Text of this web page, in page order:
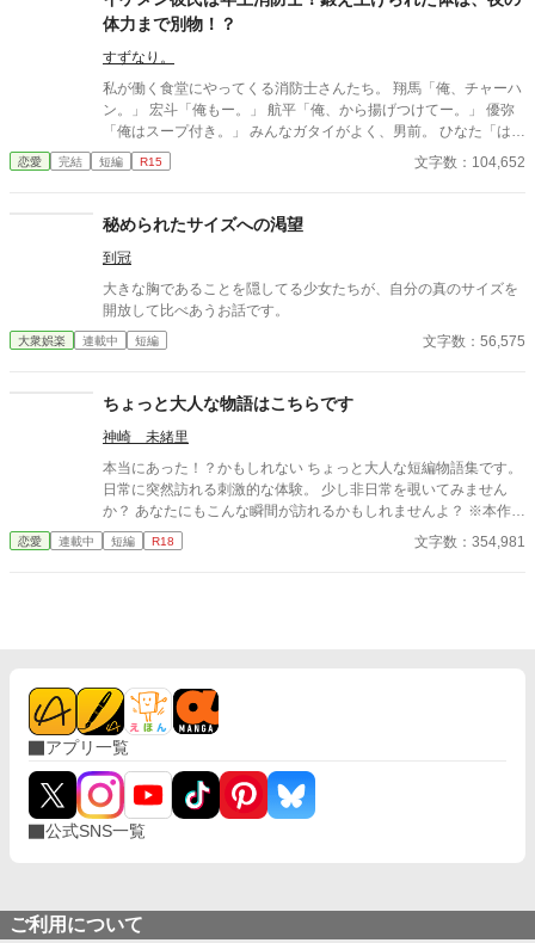
体力まで別物！？
すずなり。
私が働く食堂にやってくる消防士さんたち。 翔馬「俺、チャーハ
ン。」 宏斗「俺もー。」 航平「俺、から揚げつけてー。」 優弥
「俺はスープ付き。」 みんなガタイがよく、男前。 ひなた「はー
いっ。ちょっと待ってくださいねーっ。」 慌ただしい昼時を過ぎ
ると、私の仕事は終わる。 終わった後、私は行かなきゃいけない
ー。」 保育園に迎えに行かなきゃいけない子、『太陽』。 私は子
ー 翔馬「おいおい嘘だろ？」 宏斗「子供・・・いたんだ・・。」
航平「いくつん時の子だよ・・・・。」 優弥「マジか・・・。」
消防署で開かれたお祭りに連れて行った太陽。 太陽の存在を知っ
い。・・・太陽の『パパ』になる。」 「俺はひなたが好き
せん。 ※感想やコメントは受け付けることができません。 メンタ
ルが薄氷なもので・・・すみません。 言葉も足りませんが読んで
恋愛 完結 短編 R15 文字数：104,652
秘められたサイズへの渇望
到冠
大きな胸であることを隠してる少女たちが、自分の真のサイズを
開放して比べあうお話です。
大衆娯楽 連載中 短編 文字数：56,575
ちょっと大人な物語はこちらです
神崎 未緒里
本当にあった！？かもしれない ちょっと大人な短編物語集です。
日常に突然訪れる刺激的な体験。 少し非日常を覗いてみません
か？ あなたにもこんな瞬間が訪れるかもしれませんよ？ ※本作品
ではGemini PRO、Pixai.artで作成した生成AI画像ならびに Pixa
bay並びにUnsplshのロイヤリティフリーの画像を使用していま
恋愛 連載中 短編 R18 文字数：354,981
アプリ一覧
公式SNS一覧
ご利用について